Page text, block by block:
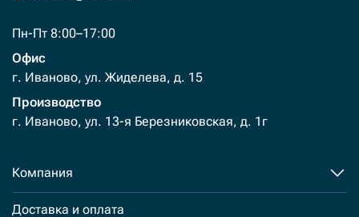
Пн-Пт 8:00–17:00
Офис
г. Иваново, ул. Жиделева, д. 15
Производство
г. Иваново, ул. 13-я Березниковская, д. 1г
Компания
Доставка и оплата